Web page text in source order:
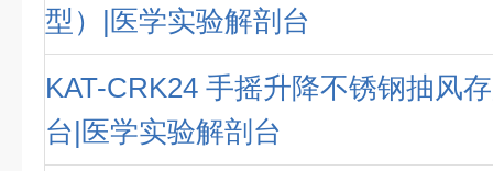
型）|医学实验解剖台
KAT-CRK24 手摇升降不锈钢抽风
台|医学实验解剖台